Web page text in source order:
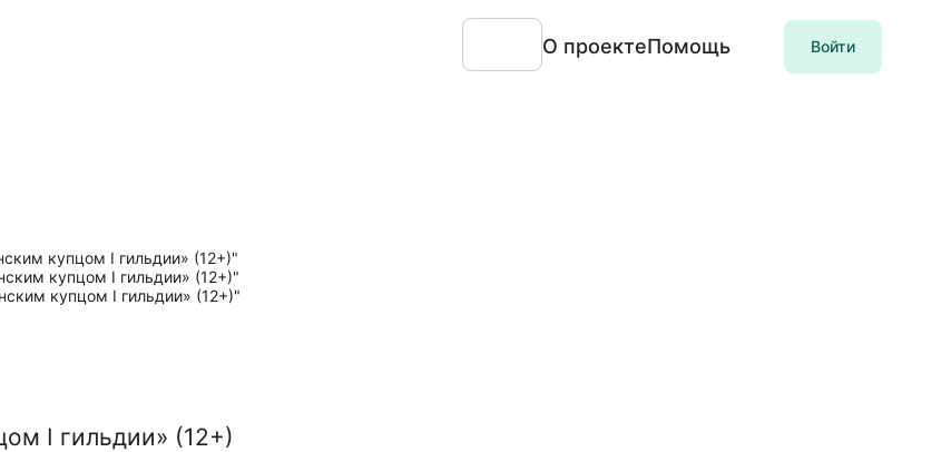
О проектеПомощь Войти
I гильдии» (12+)